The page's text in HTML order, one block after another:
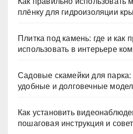
плёнку для гидроизоляции
Плитка под камень: где и как
использовать в интерьере
Садовые скамейки для парка:
удобные и долговечные
Как установить
пошаговая инструкция и